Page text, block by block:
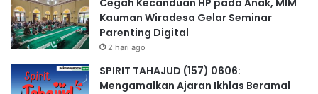
Cegah Kecanduan HP pada Anak, MIM
Kauman Wiradesa Gelar Seminar
Parenting Digital
2 hari ago
SPIRIT TAHAJUD (157) 0606:
Mengamalkan Ajaran Ikhlas Beramal